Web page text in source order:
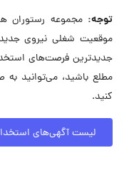
توجه:
موقعیت شغلی نیروی جدید
جدیدترین فرصت‌های
مطلع باشید، می‌توانید
کنید.
لیست آگهی‌های